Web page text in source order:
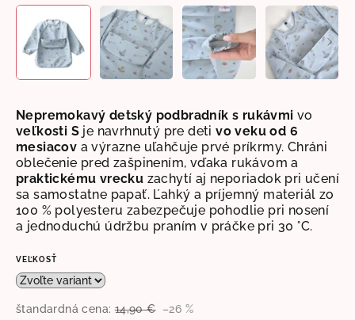
Nepremokavý detský podbradník s rukávmi vo
veľkosti S je navrhnutý pre detivo veku od 6
mesiacov a výrazne uľahčuje prvé príkrmy. Chráni
oblečenie pred zašpinením, vďaka rukávom a
praktickému vrecku zachytí aj neporiadok pri učení
sa samostatne papať. Ľahký a príjemný materiál zo
100 % polyesteru zabezpečuje pohodlie pri nosení
a jednoduchú údržbu praním v práčke pri 30 °C.
VEĽKOSŤ
štandardná cena: 14,90 € –26 %